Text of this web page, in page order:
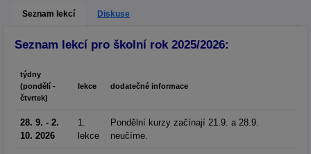
Seznam lekcí Diskuse
Seznam lekcí pro školní rok 2025/2026:
týdny
(pondělí -
čtvrtek)
lekce dodatečné informace
28. 9. - 2.
10. 2026
1.
lekce
Pondělní kurzy začínají 21.9. a 28.9.
neučíme.